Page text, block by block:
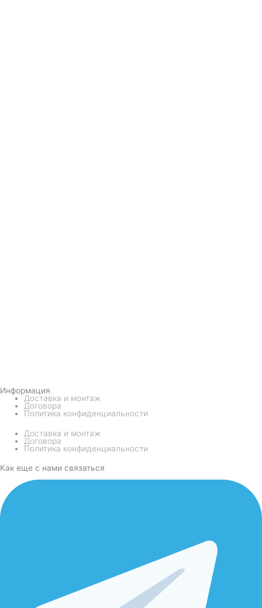
Информация
Доставка и монтаж
Договора
Политика конфиденциальности
Доставка и монтаж
Договора
Политика конфиденциальности
Как еще с нами связаться